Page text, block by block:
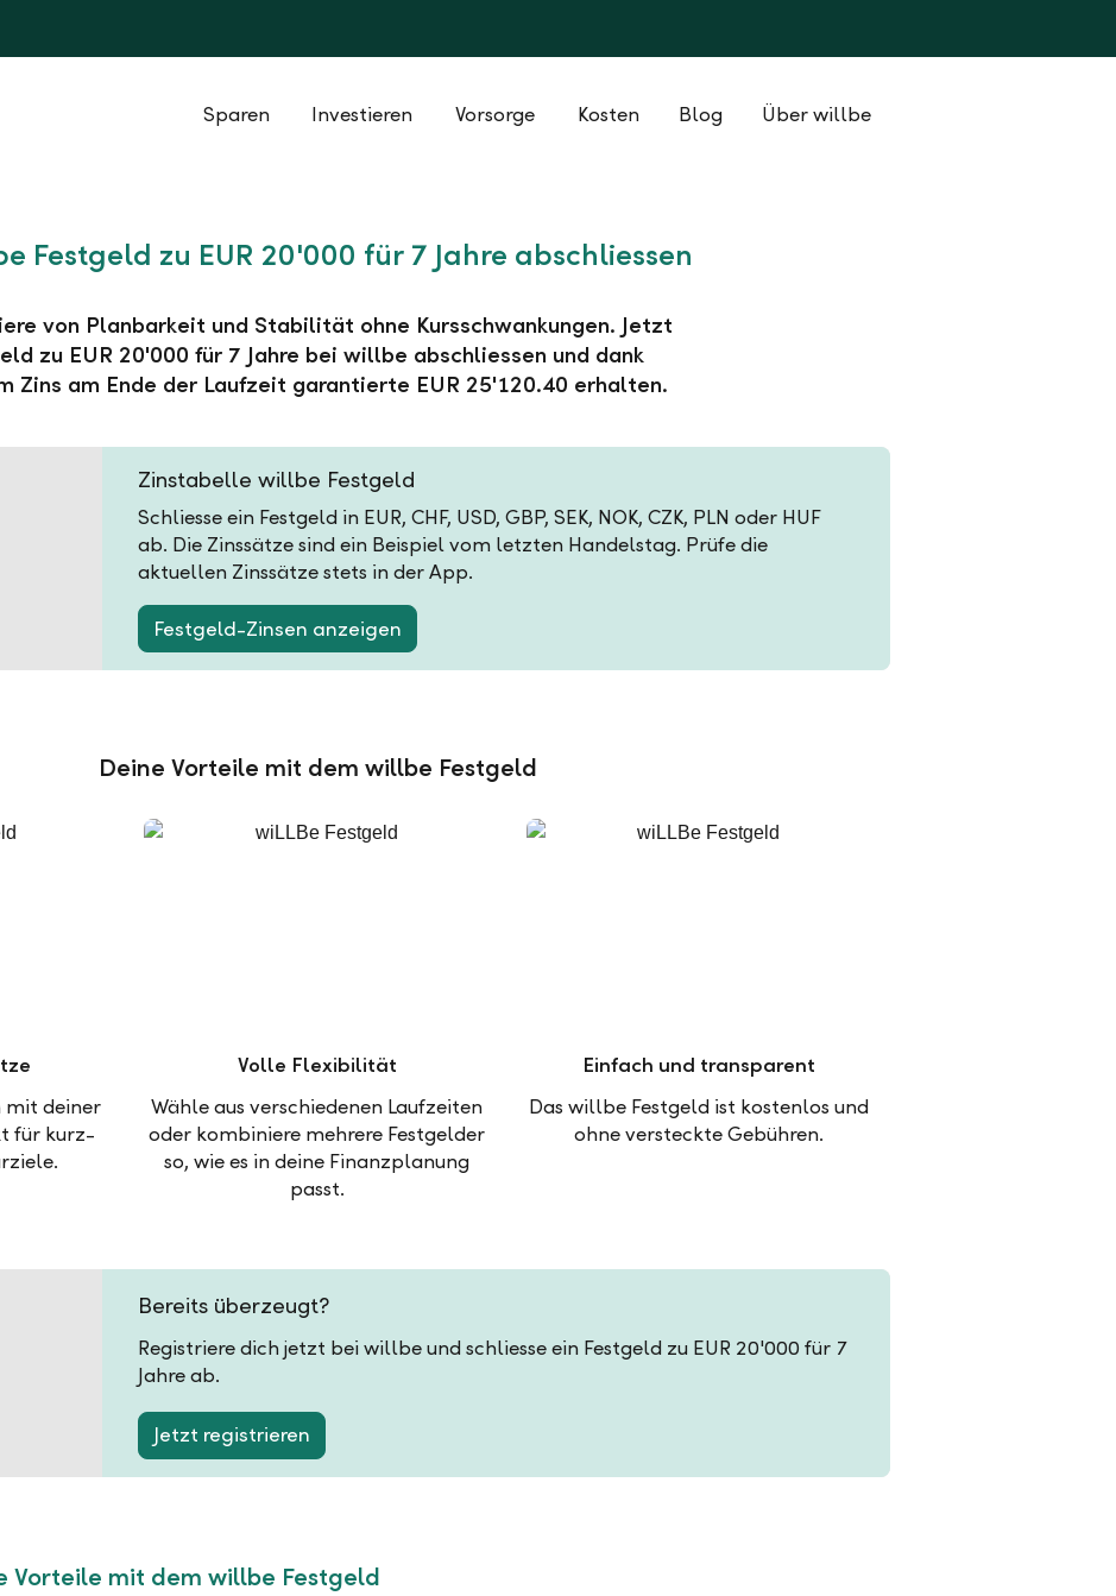
Sparen Investieren Vorsorge Kosten Blog Über willbe
Festgeld zu EUR 20'000 für 7 Jahre abschliessen
von Planbarkeit und Stabilität ohne Kursschwankungen. Jetzt
zu EUR 20'000 für 7 Jahre bei willbe abschliessen und dank
Zins am Ende der Laufzeit garantierte EUR 25'120.40 erhalten.
Zinstabelle willbe Festgeld
Schliesse ein Festgeld in EUR, CHF, USD, GBP, SEK, NOK, CZK, PLN oder HUF
ab. Die Zinssätze sind ein Beispiel vom letzten Handelstag. Prüfe die
aktuellen Zinssätze stets in der App.
Festgeld-Zinsen anzeigen
Deine Vorteile mit dem willbe Festgeld
mit deiner
für kurz-
Volle Flexibilität
Wähle aus verschiedenen Laufzeiten
oder kombiniere mehrere Festgelder
so, wie es in deine Finanzplanung
passt.
Einfach und transparent
Das willbe Festgeld ist kostenlos und
ohne versteckte Gebühren.
Bereits überzeugt?
Registriere dich jetzt bei willbe und schliesse ein Festgeld zu EUR 20'000 für 7
Jahre ab.
Jetzt registrieren
Vorteile mit dem willbe Festgeld